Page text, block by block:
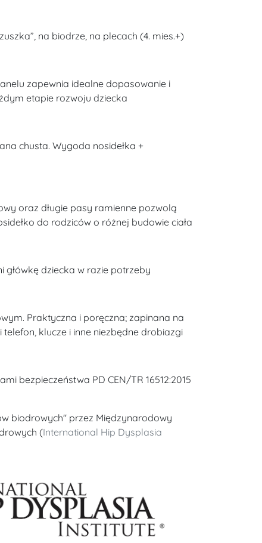
na biodrze, na plecach (4. mies.+)
zapewnia idealne dopasowanie i
etapie rozwoju dziecka
chusta. Wygoda nosidełka +
oraz długie pasy ramienne pozwolą
do rodziców o różnej budowie ciała
główkę dziecka w razie potrzeby
Praktyczna i poręczna; zapinana na
klucze i inne niezbędne drobiazgi
bezpieczeństwa PD CEN/TR 16512:2015
biodrowych" przez Międzynarodowy
(International Hip Dysplasia